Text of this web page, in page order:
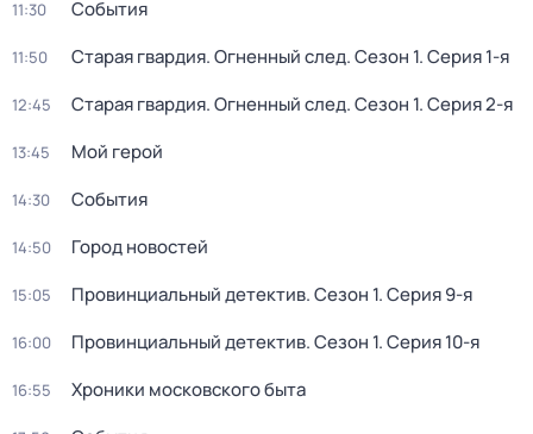
11:30 События
11:50 Старая гвардия. Огненный след. Сезон 1. Серия 1-я
12:45 Старая гвардия. Огненный след. Сезон 1. Серия 2-я
13:45 Мой герой
14:30 События
14:50 Город новостей
15:05 Провинциальный детектив. Сезон 1. Серия 9-я
16:00 Провинциальный детектив. Сезон 1. Серия 10-я
16:55 Хроники московского быта